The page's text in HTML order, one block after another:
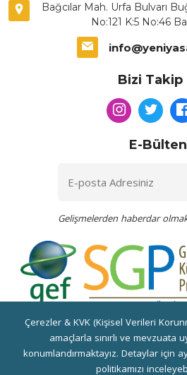
Bağcılar Mah. Urfa Bulvarı
No:121 K:5 No:46
Bizi Takip
E-Bülten
Gelişmelerden haberdar
Bu web sitesi UNDP GEF SGP
"Mezopotamya Herbaryumu" Projesi
Çerezler & KVK (Kişisel Verileri
amaçlarla sınırlı ve mevzuata
konumlandırmaktayız. Detaylar için
politikamızı